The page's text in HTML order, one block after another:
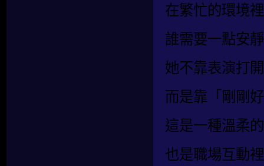
在繁忙的環境
誰需要一點安
她不靠表演打
而是靠「剛剛
這是一種溫柔
也是職場互動